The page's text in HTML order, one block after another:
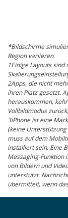
*Bildschirme
Region variieren.
1Einige Layouts
2Apps, die nicht
ihren Platz gesetzt.
herauskommen,
Vollbildmodus
3iPhone ist eine
(keine
muss auf dem
installiert sein. Eine
Messaging-Funktion
von Bildern und
unterstützt.
übermittelt, wenn